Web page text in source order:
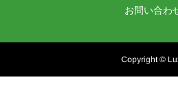
お問い合わ
Copyright ©